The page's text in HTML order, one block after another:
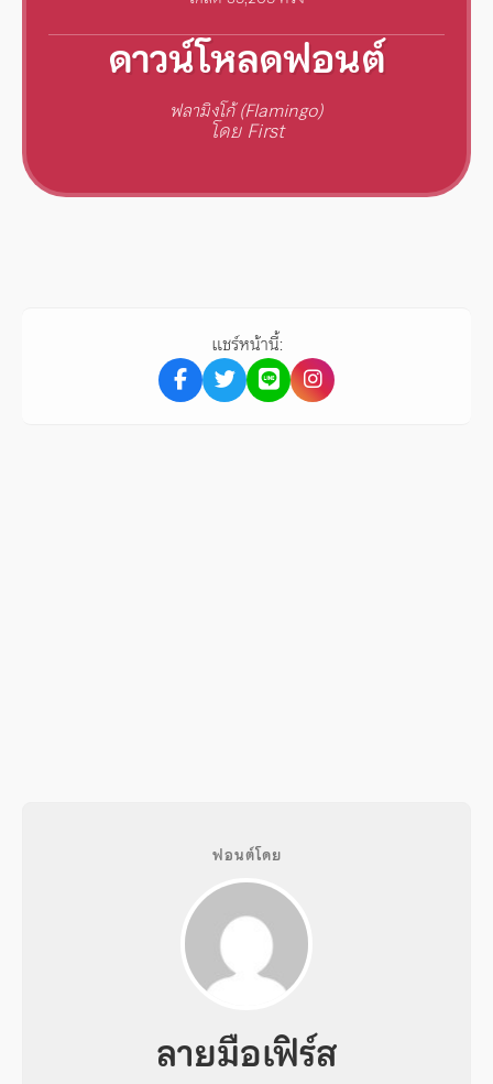
ดาวน์โหลดฟอนต์
ฟลามิงโก้ (Flamingo)
โดย First
แชร์หน้านี้:
ฟอนต์โดย
ลายมือเฟิร์ส